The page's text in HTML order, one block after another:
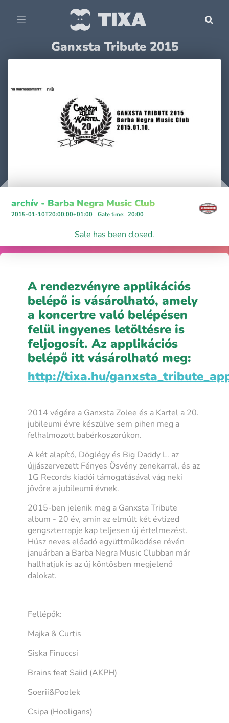
Ganxsta Tribute 2015
archív - Barba Negra Music Club
2015-01-10T20:00:00+01:00 Gate time: 20:00
Sale has been closed.
A rendezvényre applikációs
belépő is vásárolható, amely
a koncertre való belépésen
felül ingyenes letöltésre is
feljogosít. Az applikációs
belépő itt vásárolható meg:
http://tixa.hu/
2014 végére a Ganxsta Zolee és a Kartel a 20.
jubileumi évre készülve sem pihen meg a
felhalmozott babérkoszorúkon.
A két alapító, Döglégy és Big Daddy L. az
újjászervezett Fényes Ösvény zenekarral, és az
1G Records kiadói támogatásával vág neki
jövőre a jubileumi évnek.
2015-ben jelenik meg a Ganxsta Tribute
album - 20 év, amin az elmúlt két évtized
gengszterrapje kap teljesen új értelmezést.
Húsz neves előadó együttműködése révén
januárban a Barba Negra Music Clubban már
hallhatjuk is az új köntösben megjelenő
dalokat.
Fellépők:
Majka & Curtis
Siska Finuccsi
Brains feat Saiid (AKPH)
Soerii&Poolek
Csipa (Hooligans)